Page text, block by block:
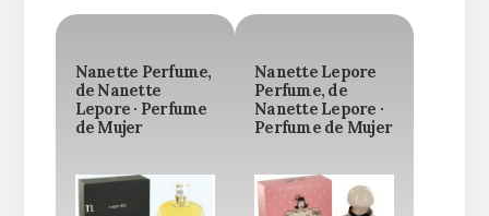
Nanette Perfume,
de Nanette
Lepore · Perfume
de Mujer
Nanette Lepore
Perfume, de
Nanette Lepore ·
Perfume de Mujer